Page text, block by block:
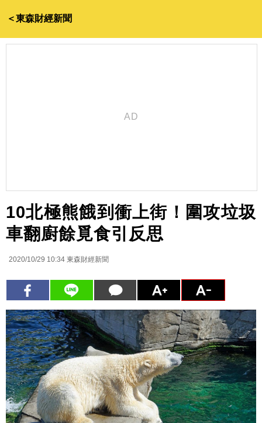
＜東森財經新聞
10北極熊餓到衝上街！圍攻垃圾
車翻廚餘覓食引反思
2020/10/29 10:34 東森財經新聞